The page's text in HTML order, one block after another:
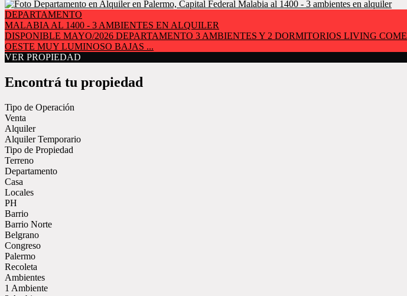
DEPARTAMENTO
MALABIA AL 1400 - 3 AMBIENTES EN ALQUILER
DISPONIBLE MAYO/2026 DEPARTAMENTO 3 AMBIENTES Y 2 DORMITORIOS LIVING
OESTE MUY LUMINOSO BAJAS ...
VER PROPIEDAD
Encontrá tu propiedad
Tipo de Operación
Venta
Alquiler
Alquiler Temporario
Tipo de Propiedad
Terreno
Departamento
Casa
Locales
PH
Barrio
Barrio Norte
Belgrano
Congreso
Palermo
Recoleta
Ambientes
1 Ambiente